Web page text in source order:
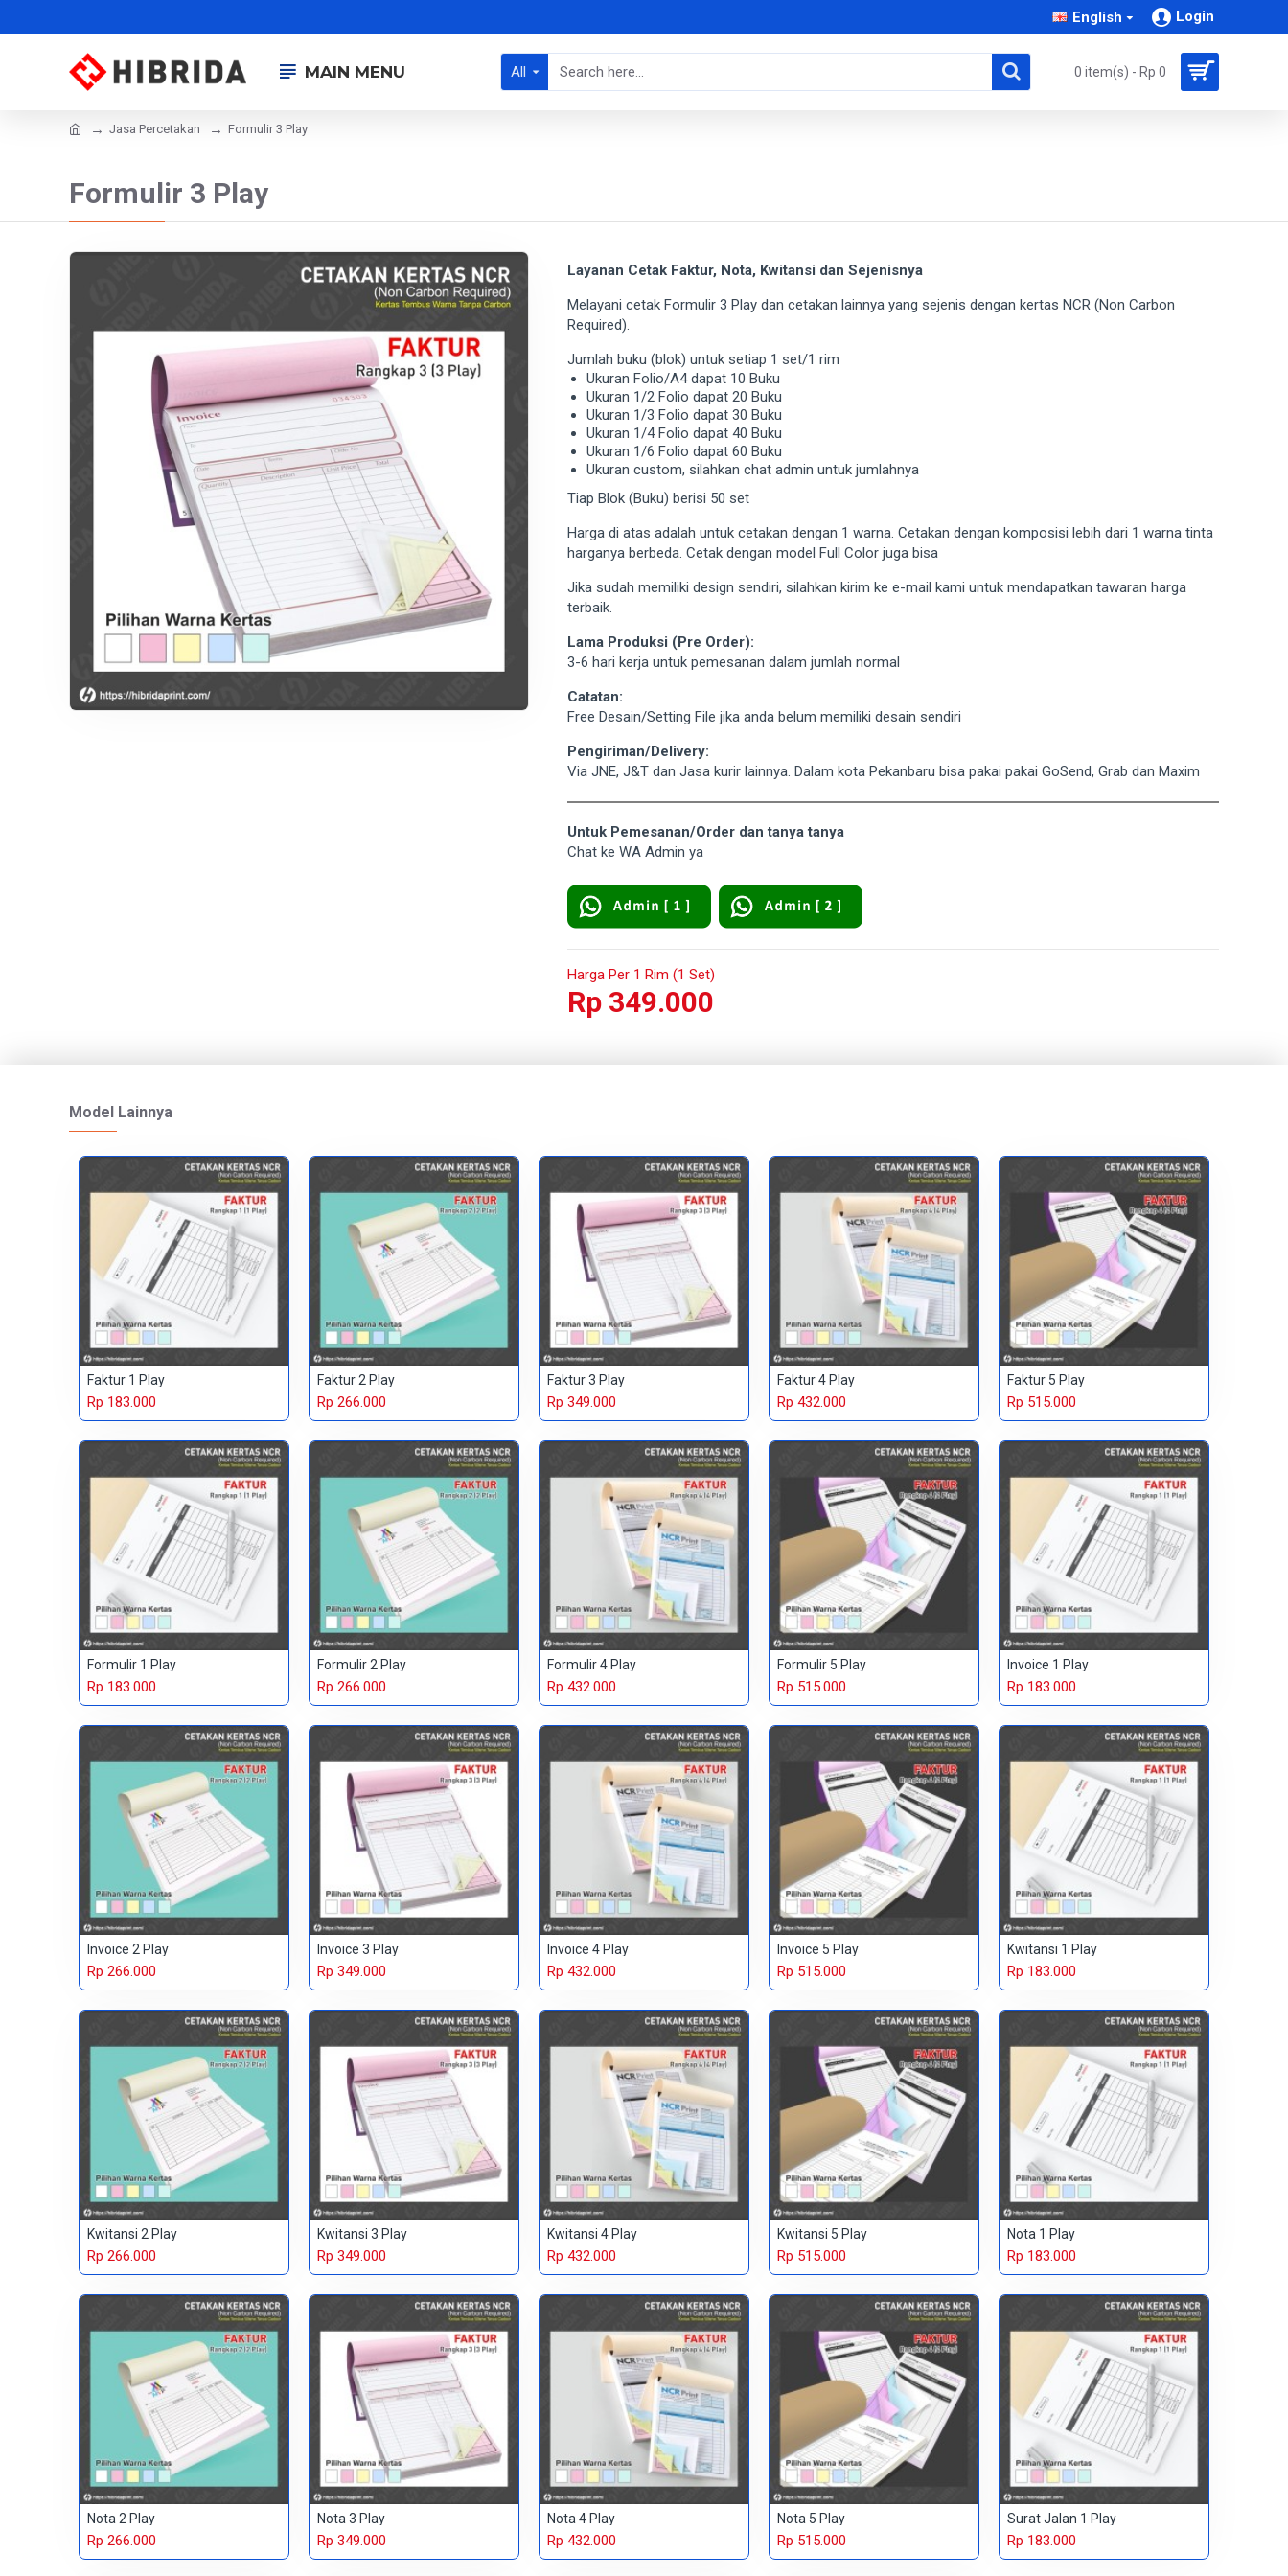
English Login
MAIN MENU All 0 item(s) - Rp 0
Jasa Percetakan Formulir 3 Play
Formulir 3 Play
Layanan Cetak Faktur, Nota, Kwitansi dan Sejenisnya
Melayani cetak Formulir 3 Play dan cetakan lainnya yang sejenis dengan kertas NCR (Non Carbon
Required).
Jumlah buku (blok) untuk setiap 1 set/1 rim
Ukuran Folio/A4 dapat 10 Buku
Ukuran 1/2 Folio dapat 20 Buku
Ukuran 1/3 Folio dapat 30 Buku
Ukuran 1/4 Folio dapat 40 Buku
Ukuran 1/6 Folio dapat 60 Buku
Ukuran custom, silahkan chat admin untuk jumlahnya
Tiap Blok (Buku) berisi 50 set
Harga di atas adalah untuk cetakan dengan 1 warna. Cetakan dengan komposisi lebih dari 1 warna tinta
harganya berbeda. Cetak dengan model Full Color juga bisa
Jika sudah memiliki design sendiri, silahkan kirim ke e-mail kami untuk mendapatkan tawaran harga
terbaik.
Lama Produksi (Pre Order):
3-6 hari kerja untuk pemesanan dalam jumlah normal
Catatan:
Free Desain/Setting File jika anda belum memiliki desain sendiri
Pengiriman/Delivery:
Via JNE, J&T dan Jasa kurir lainnya. Dalam kota Pekanbaru bisa pakai pakai GoSend, Grab dan Maxim
Untuk Pemesanan/Order dan tanya tanya
Chat ke WA Admin ya
Harga Per 1 Rim (1 Set)
Rp 349.000
Model Lainnya
Faktur 1 Play
Rp 183.000
Faktur 2 Play
Rp 266.000
Faktur 3 Play
Rp 349.000
Faktur 4 Play
Rp 432.000
Faktur 5 Play
Rp 515.000
Formulir 1 Play
Rp 183.000
Formulir 2 Play
Rp 266.000
Formulir 4 Play
Rp 432.000
Formulir 5 Play
Rp 515.000
Invoice 1 Play
Rp 183.000
Invoice 2 Play
Rp 266.000
Invoice 3 Play
Rp 349.000
Invoice 4 Play
Rp 432.000
Invoice 5 Play
Rp 515.000
Kwitansi 1 Play
Rp 183.000
Kwitansi 2 Play
Rp 266.000
Kwitansi 3 Play
Rp 349.000
Kwitansi 4 Play
Rp 432.000
Kwitansi 5 Play
Rp 515.000
Nota 1 Play
Rp 183.000
Nota 2 Play
Rp 266.000
Nota 3 Play
Rp 349.000
Nota 4 Play
Rp 432.000
Nota 5 Play
Rp 515.000
Surat Jalan 1 Play
Rp 183.000